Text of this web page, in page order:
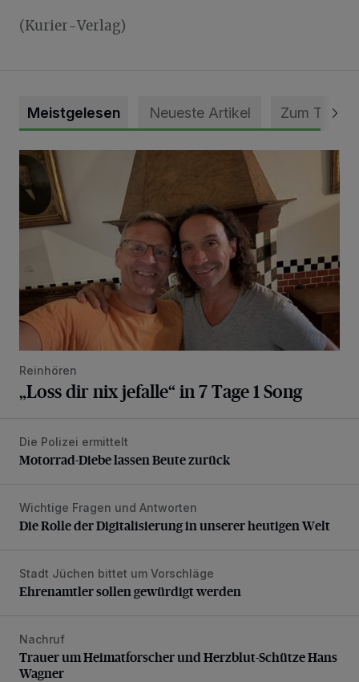
(Kurier-Verlag)
Meistgelesen Neueste Artikel Zum Thema
„Loss dir nix jefalle“ in 7 Tage 1 Song
Reinhören
„Loss dir nix jefalle“ in 7 Tage 1 Song
Motorrad-Diebe lassen Beute zurück
Die Polizei ermittelt
Motorrad-Diebe lassen Beute zurück
Die Rolle der Digitalisierung in unserer heutigen Welt
Wichtige Fragen und Antworten
Die Rolle der Digitalisierung in unserer heutigen Welt
Ehrenamtler sollen gewürdigt werden
Stadt Jüchen bittet um Vorschläge
Ehrenamtler sollen gewürdigt werden
Trauer um Heimatforscher und Herzblut-Schütze Hans
Nachruf
Trauer um Heimatforscher und Herzblut-Schütze Hans
Wagner